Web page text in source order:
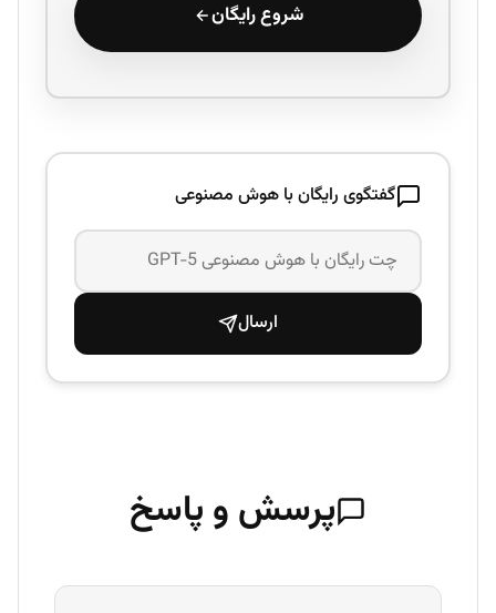
شروع رایگان
گفتگوی رایگان با هوش مصنوعی
ارسال
پرسش و پاسخ